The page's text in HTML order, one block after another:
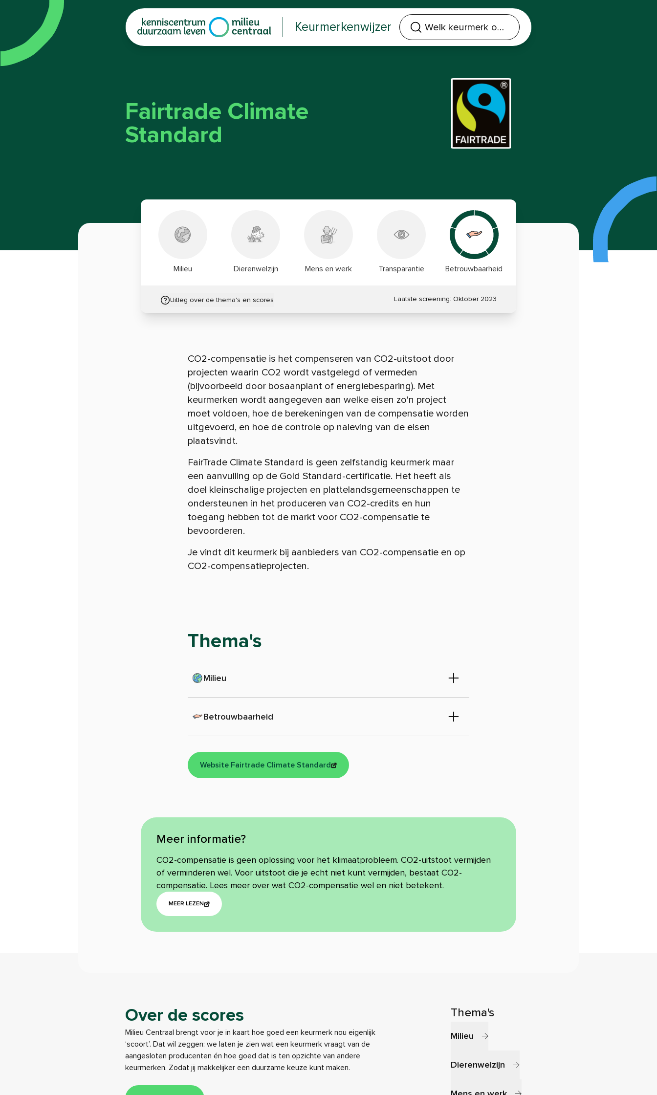
| Keurmerkenwijzer
Welk keurmerk of product zoek je?
Fairtrade Climate
Standard
Milieu Dierenwelzijn Mens en werk Transparantie Betrouwbaarheid
Uitleg over de thema's en scores Laatste screening: Oktober 2023
CO2-compensatie is het compenseren van CO2-uitstoot door
projecten waarin CO2 wordt vastgelegd of vermeden
(bijvoorbeeld door bosaanplant of energiebesparing). Met
keurmerken wordt aangegeven aan welke eisen zo'n project
moet voldoen, hoe de berekeningen van de compensatie worden
uitgevoerd, en hoe de controle op naleving van de eisen
plaatsvindt.
FairTrade Climate Standard is geen zelfstandig keurmerk maar
een aanvulling op de Gold Standard-certificatie. Het heeft als
doel kleinschalige projecten en plattelandsgemeenschappen te
ondersteunen in het produceren van CO2-credits en hun
toegang hebben tot de markt voor CO2-compensatie te
bevoorderen.
Je vindt dit keurmerk bij aanbieders van CO2-compensatie en op
CO2-compensatieprojecten.
Thema's
Milieu
Betrouwbaarheid
Website Fairtrade Climate Standard
Meer informatie?
CO2-compensatie is geen oplossing voor het klimaatprobleem. CO2-uitstoot vermijden
of verminderen wel. Voor uitstoot die je echt niet kunt vermijden, bestaat CO2-
compensatie. Lees meer over wat CO2-compensatie wel en niet betekent.
MEER LEZEN
Over de scores
Milieu Centraal brengt voor je in kaart hoe goed een keurmerk nou eigenlijk
‘scoort’. Dat wil zeggen: we laten je zien wat een keurmerk vraagt van de
aangesloten producenten én hoe goed dat is ten opzichte van andere
keurmerken. Zodat jij makkelijker een duurzame keuze kunt maken.
Thema's
Milieu
Dierenwelzijn